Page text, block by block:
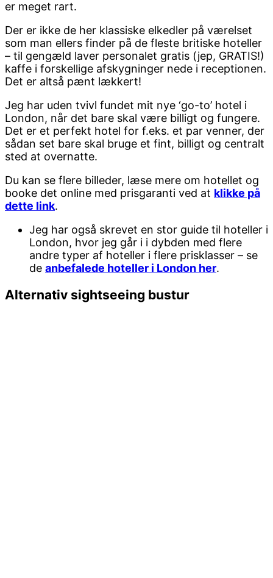
er meget rart.
Der er ikke de her klassiske elkedler på værelset
som man ellers finder på de fleste britiske hoteller
– til gengæld laver personalet gratis (jep, GRATIS!)
kaffe i forskellige afskygninger nede i receptionen.
Det er altså pænt lækkert!
Jeg har uden tvivl fundet mit nye ‘go-to’ hotel i
London, når det bare skal være billigt og fungere.
Det er et perfekt hotel for f.eks. et par venner, der
sådan set bare skal bruge et fint, billigt og centralt
sted at overnatte.
Du kan se flere billeder, læse mere om hotellet og
booke det online med prisgaranti ved at klikke på
dette link.
Jeg har også skrevet en stor guide til hoteller i
London, hvor jeg går i i dybden med flere
andre typer af hoteller i flere prisklasser – se
de anbefalede hoteller i London her.
Alternativ sightseeing bustur